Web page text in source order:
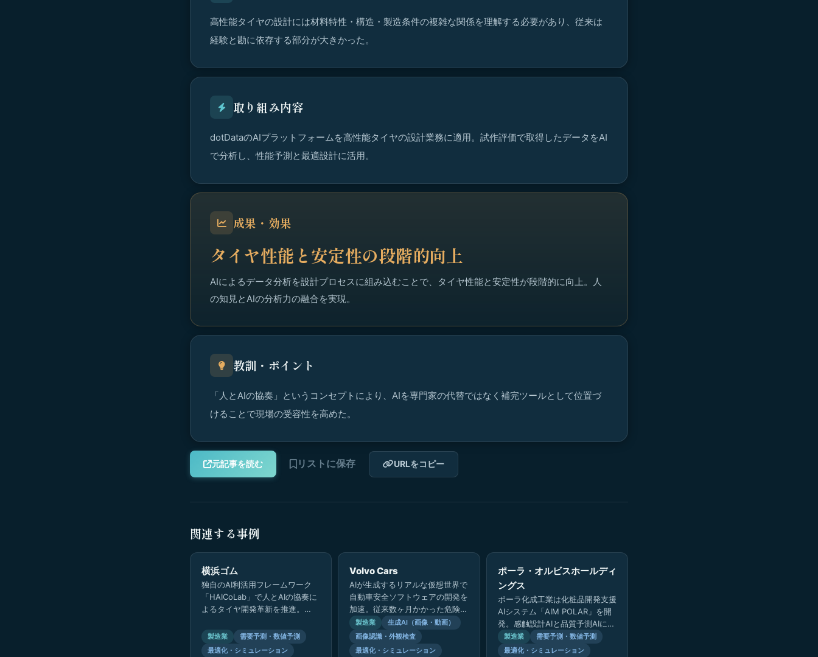
高性能タイヤの設計には材料特性・構造・製造条件の複雑な関係を理解する必要があり、従来は
経験と勘に依存する部分が大きかった。
取り組み内容
dotDataのAIプラットフォームを高性能タイヤの設計業務に適用。試作評価で取得したデータをAI
で分析し、性能予測と最適設計に活用。
成果・効果
タイヤ性能と安定性の段階的向上
AIによるデータ分析を設計プロセスに組み込むことで、タイヤ性能と安定性が段階的に向上。人
の知見とAIの分析力の融合を実現。
教訓・ポイント
「人とAIの協奏」というコンセプトにより、AIを専門家の代替ではなく補完ツールとして位置づ
けることで現場の受容性を高めた。
元記事を読む リストに保存 URLをコピー
関連する事例
横浜ゴム
独自のAI利活用フレームワーク
「HAICoLab」で人とAIの協奏に
よるタイヤ開発革新を推進。
ヤ設計支援システムで経験の浅
い…
製造業
需要予測・数値予測
最適化・シミュレーション
Volvo Cars
AIが生成するリアルな仮想世界で
自動車安全ソフトウェアの開発を
加速。従来数ヶ月かかった危険な
エッジケースへのソフトウェア検
証を数日に短縮。NVIDIAと連携
し…
製造業
生成AI（画像・動画）
画像認識・外観検査
最適化・シミュレーション
ポーラ・オルビスホールディ
ングス
ポーラ化成工業は化粧品開発支援
AIシステム「AIM POLAR」を開
発。感触設計AIと品質予測AIによ
り、試作回数を大幅に削減しなが
ら、パーソナライズ化粧品の…
製造業
需要予測・数値予測
最適化・シミュレーション